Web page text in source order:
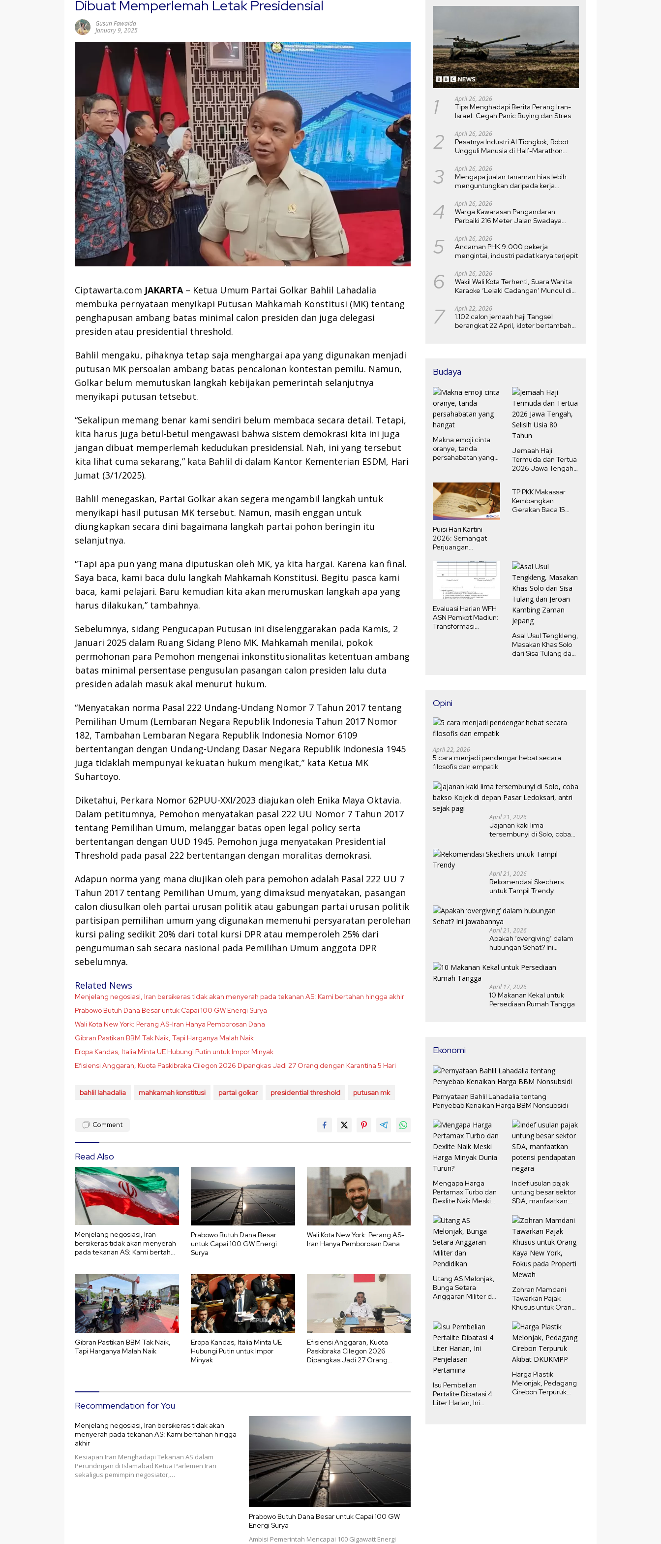
Dibuat Memperlemah Letak Presidensial
Gusun Fawaida
January 9, 2025
Ciptawarta.com JAKARTA – Ketua Umum Partai Golkar Bahlil Lahadalia
membuka pernyataan menyikapi Putusan Mahkamah Konstitusi (MK) tentang
penghapusan ambang batas minimal calon presiden dan juga delegasi
presiden atau presidential threshold.
Bahlil mengaku, pihaknya tetap saja menghargai apa yang digunakan menjadi
putusan MK persoalan ambang batas pencalonan kontestan pemilu. Namun,
Golkar belum memutuskan langkah kebijakan pemerintah selanjutnya
menyikapi putusan tetsebut.
“Sekalipun memang benar kami sendiri belum membaca secara detail. Tetapi,
kita harus juga betul-betul mengawasi bahwa sistem demokrasi kita ini juga
jangan dibuat memperlemah kedudukan presidensial. Nah, ini yang tersebut
kita lihat cuma sekarang,” kata Bahlil di dalam Kantor Kementerian ESDM, Hari
Jumat (3/1/2025).
Bahlil menegaskan, Partai Golkar akan segera mengambil langkah untuk
menyikapi hasil putusan MK tersebut. Namun, masih enggan untuk
diungkapkan secara dini bagaimana langkah partai pohon beringin itu
selanjutnya.
“Tapi apa pun yang mana diputuskan oleh MK, ya kita hargai. Karena kan final.
Saya baca, kami baca dulu langkah Mahkamah Konstitusi. Begitu pasca kami
baca, kami pelajari. Baru kemudian kita akan merumuskan langkah apa yang
harus dilakukan,” tambahnya.
Sebelumnya, sidang Pengucapan Putusan ini diselenggarakan pada Kamis, 2
Januari 2025 dalam Ruang Sidang Pleno MK. Mahkamah menilai, pokok
permohonan para Pemohon mengenai inkonstitusionalitas ketentuan ambang
batas minimal persentase pengusulan pasangan calon presiden lalu duta
presiden adalah masuk akal menurut hukum.
“Menyatakan norma Pasal 222 Undang-Undang Nomor 7 Tahun 2017 tentang
Pemilihan Umum (Lembaran Negara Republik Indonesia Tahun 2017 Nomor
182, Tambahan Lembaran Negara Republik Indonesia Nomor 6109
bertentangan dengan Undang-Undang Dasar Negara Republik Indonesia 1945
juga tidaklah mempunyai kekuatan hukum mengikat,” kata Ketua MK
Suhartoyo.
Diketahui, Perkara Nomor 62PUU-XXI/2023 diajukan oleh Enika Maya Oktavia.
Dalam petitumnya, Pemohon menyatakan pasal 222 UU Nomor 7 Tahun 2017
tentang Pemilihan Umum, melanggar batas open legal policy serta
bertentangan dengan UUD 1945. Pemohon juga menyatakan Presidential
Threshold pada pasal 222 bertentangan dengan moralitas demokrasi.
Adapun norma yang mana diujikan oleh para pemohon adalah Pasal 222 UU 7
Tahun 2017 tentang Pemilihan Umum, yang dimaksud menyatakan, pasangan
calon diusulkan oleh partai urusan politik atau gabungan partai urusan politik
partisipan pemilihan umum yang digunakan memenuhi persyaratan perolehan
kursi paling sedikit 20% dari total kursi DPR atau memperoleh 25% dari
pengumuman sah secara nasional pada Pemilihan Umum anggota DPR
sebelumnya.
Related News
Menjelang negosiasi, Iran bersikeras tidak akan menyerah pada tekanan AS: Kami bertahan hingga akhir
Prabowo Butuh Dana Besar untuk Capai 100 GW Energi Surya
Wali Kota New York: Perang AS-Iran Hanya Pemborosan Dana
Gibran Pastikan BBM Tak Naik, Tapi Harganya Malah Naik
Eropa Kandas, Italia Minta UE Hubungi Putin untuk Impor Minyak
Efisiensi Anggaran, Kuota Paskibraka Cilegon 2026 Dipangkas Jadi 27 Orang dengan Karantina 5 Hari
bahlil lahadalia mahkamah konstitusi partai golkar presidential threshold putusan mk
Comment
Read Also
Menjelang negosiasi, Iran
bersikeras tidak akan menyerah
pada tekanan AS: Kami bertahan
Prabowo Butuh Dana Besar
untuk Capai 100 GW Energi
Surya
Wali Kota New York: Perang AS-
Iran Hanya Pemborosan Dana
Gibran Pastikan BBM Tak Naik,
Tapi Harganya Malah Naik
Eropa Kandas, Italia Minta UE
Hubungi Putin untuk Impor
Minyak
Efisiensi Anggaran, Kuota
Paskibraka Cilegon 2026
Dipangkas Jadi 27 Orang
Recommendation for You
Menjelang negosiasi, Iran bersikeras tidak akan
menyerah pada tekanan AS: Kami bertahan hingga
akhir
Kesiapan Iran Menghadapi Tekanan AS dalam
Perundingan di Islamabad Ketua Parlemen Iran
sekaligus pemimpin negosiator,…
Prabowo Butuh Dana Besar untuk Capai 100 GW
Energi Surya
Ambisi Pemerintah Mencapai 100 Gigawatt Energi
1 April 26, 2026
Tips Menghadapi Berita Perang Iran-
Israel: Cegah Panic Buying dan Stres
2 April 26, 2026
Pesatnya Industri AI Tiongkok, Robot
Ungguli Manusia di Half-Marathon
3 April 26, 2026
Mengapa jualan tanaman hias lebih
menguntungkan daripada kerja
4 April 26, 2026
Warga Kawarasan Pangandaran
Perbaiki 216 Meter Jalan Swadaya
5 April 26, 2026
Ancaman PHK 9.000 pekerja
mengintai, industri padat karya terjepit
6 April 26, 2026
Wakil Wali Kota Terhenti, Suara Wanita
Karaoke ‘Lelaki Cadangan’ Muncul di
7 April 22, 2026
1.102 calon jemaah haji Tangsel
berangkat 22 April, kloter bertambah
Budaya
Makna emoji cinta
oranye, tanda
persahabatan yang
Jemaah Haji
Termuda dan Tertua
2026 Jawa Tengah,
Puisi Hari Kartini
2026: Semangat
Perjuangan
Menginspirasi
TP PKK Makassar
Kembangkan
Gerakan Baca 15
Evaluasi Harian WFH
ASN Pemkot Madiun:
Transformasi
Asal Usul Tengkleng,
Masakan Khas Solo
dari Sisa Tulang dan
Opini
April 22, 2026
5 cara menjadi pendengar hebat secara
filosofis dan empatik
April 21, 2026
Jajanan kaki lima
tersembunyi di Solo, coba
Ledoksari, antri sejak pagi
April 21, 2026
Rekomendasi Skechers
untuk Tampil Trendy
April 21, 2026
Apakah ‘overgiving’ dalam
hubungan Sehat? Ini
April 17, 2026
10 Makanan Kekal untuk
Persediaan Rumah Tangga
Ekonomi
Pernyataan Bahlil Lahadalia tentang
Penyebab Kenaikan Harga BBM Nonsubsidi
Mengapa Harga
Pertamax Turbo dan
Dexlite Naik Meski
Turun?
Indef usulan pajak
untung besar sektor
SDA, manfaatkan
negara
Utang AS Melonjak,
Bunga Setara
Anggaran Militer dan
Zohran Mamdani
Tawarkan Pajak
Khusus untuk Orang
Fokus pada Properti
Mewah
Isu Pembelian
Pertalite Dibatasi 4
Liter Harian, Ini
Harga Plastik
Melonjak, Pedagang
Cirebon Terpuruk